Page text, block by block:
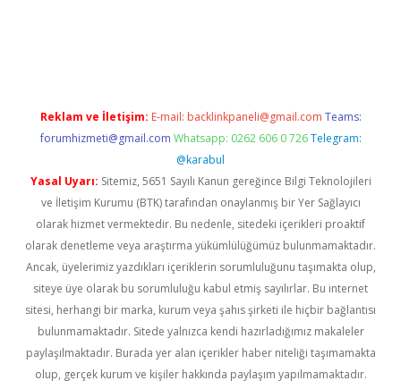
Reklam ve İletişim: E-mail: backlinkpaneli@gmail.com Teams:
forumhizmeti@gmail.com Whatsapp: 0262 606 0 726 Telegram:
@karabul
Yasal Uyarı: Sitemiz, 5651 Sayılı Kanun gereğince Bilgi Teknolojileri
ve İletişim Kurumu (BTK) tarafından onaylanmış bir Yer Sağlayıcı
olarak hizmet vermektedir. Bu nedenle, sitedeki içerikleri proaktif
olarak denetleme veya araştırma yükümlülüğümüz bulunmamaktadır.
Ancak, üyelerimiz yazdıkları içeriklerin sorumluluğunu taşımakta olup,
siteye üye olarak bu sorumluluğu kabul etmiş sayılırlar. Bu internet
sitesi, herhangi bir marka, kurum veya şahıs şirketi ile hiçbir bağlantısı
bulunmamaktadır. Sitede yalnızca kendi hazırladığımız makaleler
paylaşılmaktadır. Burada yer alan içerikler haber niteliği taşımamakta
olup, gerçek kurum ve kişiler hakkında paylaşım yapılmamaktadır.